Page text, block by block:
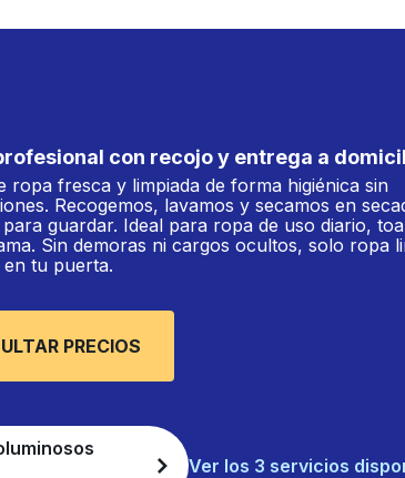
con recojo y entrega a
ropa fresca y limpiada de forma higiénica sin
Recogemos, lavamos y secamos en
guardar. Ideal para ropa de uso diario,
Sin demoras ni cargos ocultos, solo ropa
tu puerta.
PRECIOS
Ver los 3 servicios